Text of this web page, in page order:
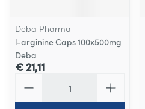
Deba Pharma
l-arginine Caps 100x500mg
Deba
€ 21,11